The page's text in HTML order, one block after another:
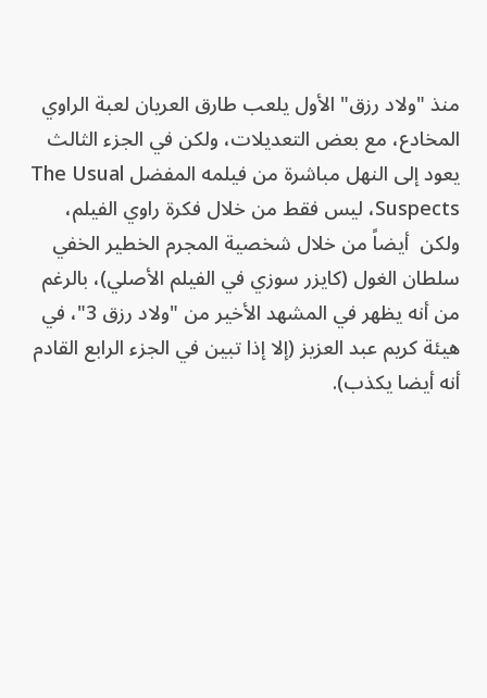
منذ "ولاد رزق" الأول يلعب طارق العريان لعبة الراوي
المخادع، مع بعض التعديلات، ولكن في الجزء الثالث
يعود إلى النهل مباشرة من فيلمه المفضل The Usual
Suspects، ليس فقط من خلال فكرة راوي الفيلم،
ولكن أيضاً من خلال شخصية المجرم الخطير الخفي
سلطان الغول (كايزر سوزي في الفيلم الأصلي)، بالرغم
من أنه يظهر في المشهد الأخير من "ولاد رزق 3"، في
هيئة كريم عبد العزيز (إلا إذا تبين في الجزء الرابع القادم
أنه أيضا يكذب).